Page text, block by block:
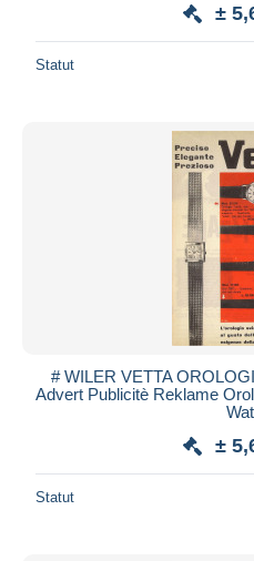
±
Statut
# WILER VETTA
Advert Publicitè Reklame
±
Statut